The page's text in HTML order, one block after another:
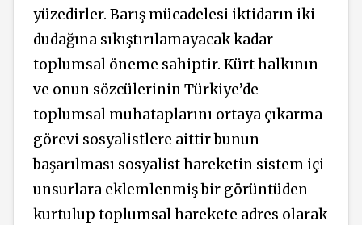
yüzedirler. Barış mücadelesi iktidarın iki
dudağına sıkıştırılamayacak kadar
toplumsal öneme sahiptir. Kürt halkının
ve onun sözcülerinin Türkiye’de
toplumsal muhataplarını ortaya çıkarma
görevi sosyalistlere aittir bunun
başarılması sosyalist hareketin sistem içi
unsurlara eklemlenmiş bir görüntüden
kurtulup toplumsal harekete adres olarak